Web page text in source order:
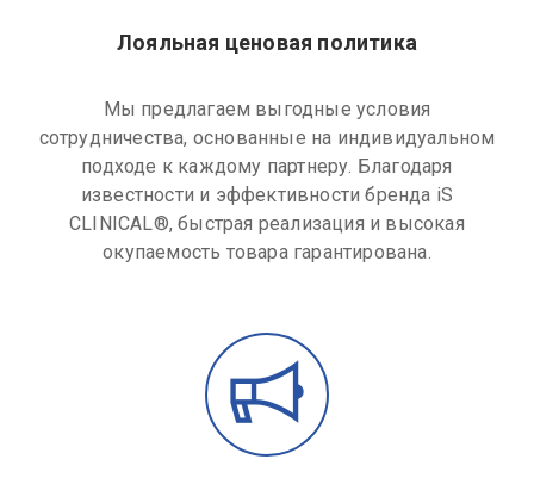
Лояльная ценовая политика
Мы предлагаем выгодные условия
сотрудничества, основанные на индивидуальном
подходе к каждому партнеру. Благодаря
известности и эффективности бренда iS
CLINICAL®, быстрая реализация и высокая
окупаемость товара гарантирована.